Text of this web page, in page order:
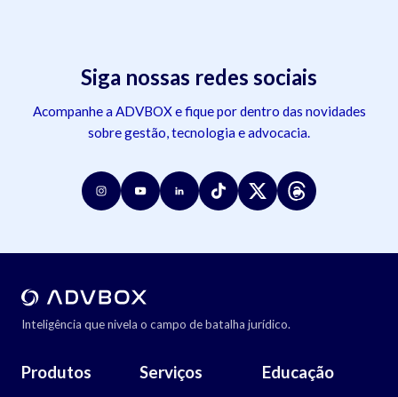
Siga nossas redes sociais
Acompanhe a ADVBOX e fique por dentro das novidades
sobre gestão, tecnologia e advocacia.
Inteligência que nivela o campo de batalha jurídico.
Produtos Serviços Educação